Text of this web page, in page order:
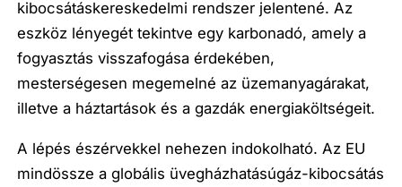
kibocsátáskereskedelmi rendszer jelentené. Az
eszköz lényegét tekintve egy karbonadó, amely a
fogyasztás visszafogása érdekében,
mesterségesen megemelné az üzemanyagárakat,
illetve a háztartások és a gazdák energiaköltségeit.
A lépés észérvekkel nehezen indokolható. Az EU
mindössze a globális üvegházhatásúgáz-kibocsátás